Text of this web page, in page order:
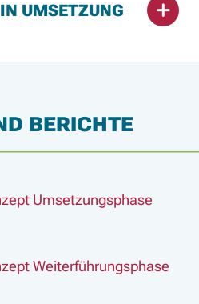
UMSETZUNG
BERICHTE
Umsetzungsphase
Weiterführungsphase